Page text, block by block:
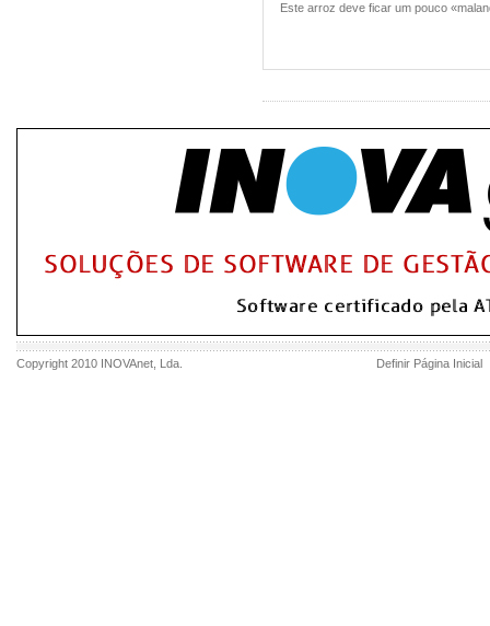
Este arroz deve ficar um pouco
Copyright 2010 INOVAnet , Lda. Definir Página Inicial